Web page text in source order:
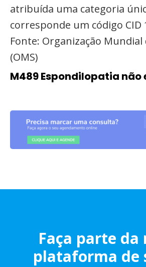
atribuída uma categoria
corresponde um código CID
Fonte: Organização Mundial
(OMS)
M489 Espondilopatia
Faça parte da
plataforma de